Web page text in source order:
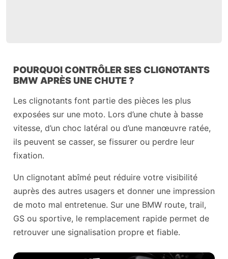
POURQUOI CONTRÔLER SES CLIGNOTANTS
BMW APRÈS UNE CHUTE ?
Les clignotants font partie des pièces les plus
exposées sur une moto. Lors d’une chute à basse
vitesse, d’un choc latéral ou d’une manœuvre ratée,
ils peuvent se casser, se fissurer ou perdre leur
fixation.
Un clignotant abîmé peut réduire votre visibilité
auprès des autres usagers et donner une impression
de moto mal entretenue. Sur une BMW route, trail,
GS ou sportive, le remplacement rapide permet de
retrouver une signalisation propre et fiable.